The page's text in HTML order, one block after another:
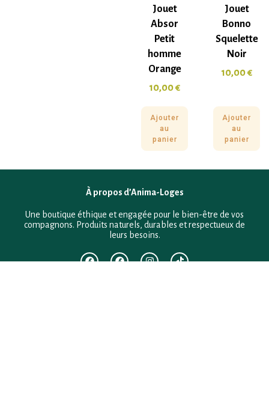
Jouet
Absor
Petit
homme
Orange
10,00€
Ajouter
au
panier
Jouet
Bonno
Squelette
Noir
10,00€
Ajouter
au
panier
À propos d’Anima-Loges
Une boutique éthique et engagée pour le bien-être de vos
compagnons. Produits naturels, durables et respectueux de
leurs besoins.